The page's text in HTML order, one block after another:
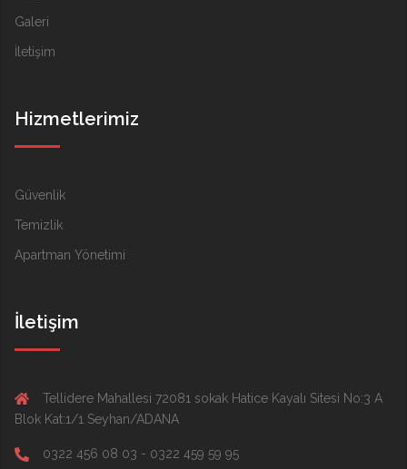
Galeri
İletişim
Hizmetlerimiz
Güvenlik
Temizlik
Apartman Yönetimi
İletişim
Tellidere Mahallesi 72081 sokak Hatice Kayalı Sitesi No:3 A
Blok Kat:1/1 Seyhan/ADANA
0322 456 08 03 - 0322 459 59 95